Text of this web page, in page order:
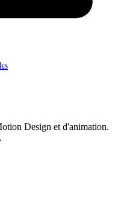
Design et d'animation.